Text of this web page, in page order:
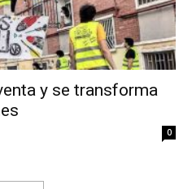
y se transforma
0